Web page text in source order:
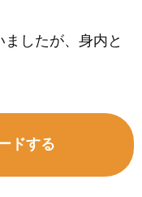
したが、身内と
ドする